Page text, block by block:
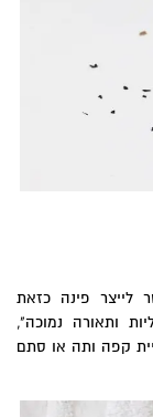
לייצר פינה כזאת
ותאורה נמוכה",
קפה ותה או סתם